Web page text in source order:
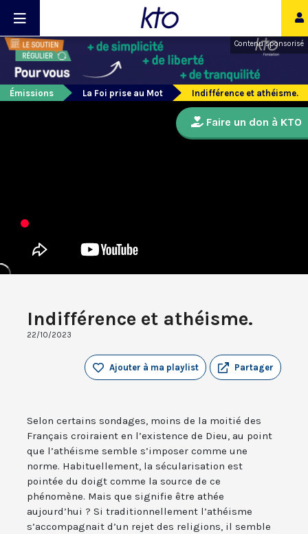
Contenu sponsorisé
Émissions La Foi prise au Mot Indifférence et athéisme.
Indifférence et athéisme.
22/10/2023
Partager
Ajouter à ma playlist
Selon certains sondages, moins de la moitié des
Français croiraient en l’existence de Dieu, au point
que l’athéisme semble s’imposer comme une
norme. Habituellement, la sécularisation est
pointée du doigt comme la source de ce
phénomène. Mais que signifie être athée
aujourd’hui ? Si traditionnellement l’athéisme
s’accompagnait d’un rejet des religions, il semble
Faire un don à KTO